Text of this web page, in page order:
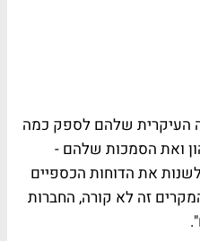
העיקרית שלהם לספק כמה
ואת הסמכות שלהם -
את הדוחות הכספיים
זה לא קורה, החברות